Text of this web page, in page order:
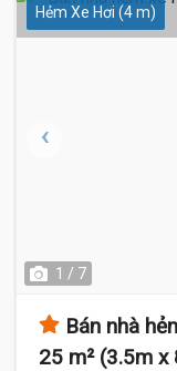
Hẻm Xe Hơi (4 m)
1 / 7
Bán nhà
25 m² (3.5m x